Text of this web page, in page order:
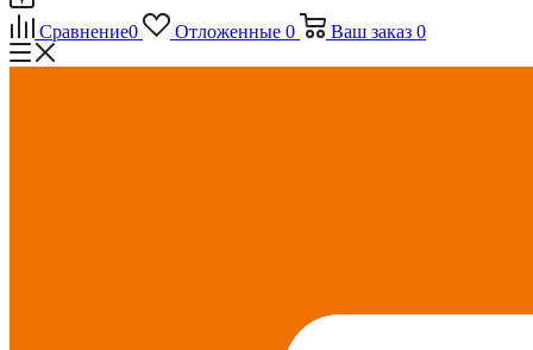
Сравнение0 Отложенные 0 Ваш заказ 0